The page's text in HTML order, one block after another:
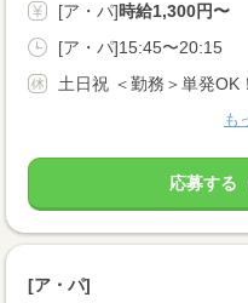
[ア・パ]時給1,300円〜
[ア・パ]15:45〜20:15
土日祝 ＜勤務＞単発OK
も
応募する
[ア・パ]